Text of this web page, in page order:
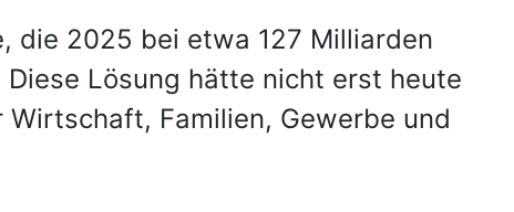
die 2025 bei etwa 127 Milliarden
Lösung hätte nicht erst heute
Familien, Gewerbe und